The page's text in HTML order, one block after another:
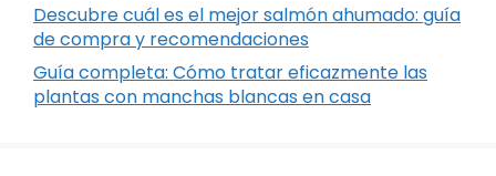
Descubre cuál es el mejor salmón ahumado: guía
de compra y recomendaciones
Guía completa: Cómo tratar eficazmente las
plantas con manchas blancas en casa